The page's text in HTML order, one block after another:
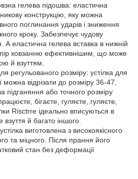
гелева підошва: еластична
конструкцію, яку можна
поглинання ударів і зниження
кроку. Забезпечує чудову
А еластична гелева вставка в нижній
ковзанню ефективнішим, що може
й взуттям.
регульованого розміру: устілка для
можна відрізати до розміру 36-47,
підганяння або точного розміру
бігаєте, гуляєте, гуляєте,
Risctrre ідеально вписуються в
взуття й багато іншого.
виготовлена з високоякісного
та міцного. Після прання його
стан без деформації